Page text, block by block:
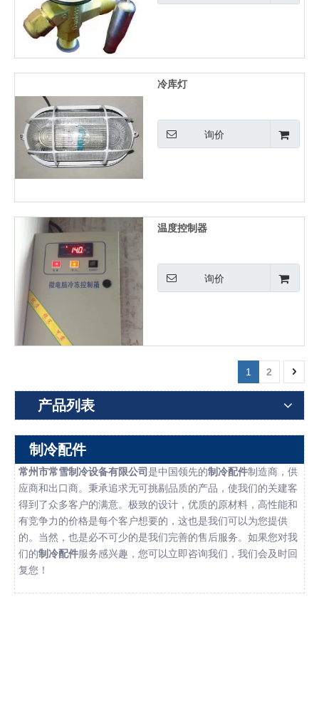
冷库灯
询价
温度控制器
询价
1 2
产品列表
制冷配件
常州市常雪制冷设备有限公司 是中国领先的制冷配件制造商，供
应商和出口商。秉承追求无可挑剔品质的产品，使我们的关建客
得到了众多客户的满意。极致的设计，优质的原材料，高性能和
有竞争力的价格是每个客户想要的，这也是我们可以为您提供
的。当然，也是必不可少的是我们完善的售后服务。如果您对我
们的制冷配件服务感兴趣，您可以立即咨询我们，我们会及时回
复您！